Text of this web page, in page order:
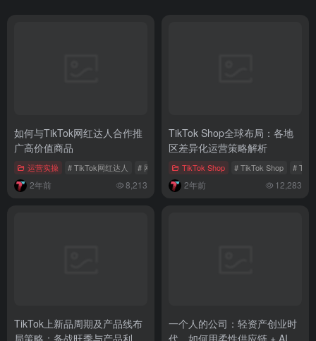
如何与TikTok网红达人合作推
广高价值商品
运营实操 # TikTok网红达人 # 网红达人 # 网红洽谈策略
2年前 8,213
TikTok Shop全球布局：各地
区差异化运营策略解析
TikTok Shop # TikTok Shop #
2年前 12,283
TikTok上新品周期及产品线布
一个人的公司：轻资产创业时